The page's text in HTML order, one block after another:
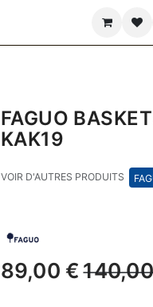
FAGUO
KAK19
VOIR D'AUTRES PRODUITS
89,00 € 140,00